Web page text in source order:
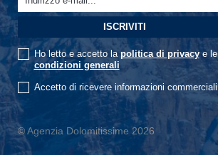
Ho letto e accetto lapolitica di privacye le
condizioni generali
Accetto di ricevere informazioni commerciali
© Agenzia Dolomitissime 2026